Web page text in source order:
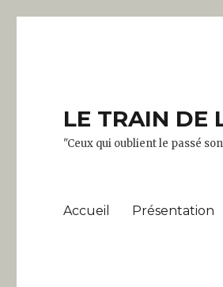
LE TRAIN DE
"Ceux qui oublient le passé
Accueil Présentation